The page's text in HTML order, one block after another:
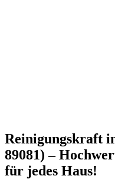
Reinigungskraft
89081) –
für jedes Haus!